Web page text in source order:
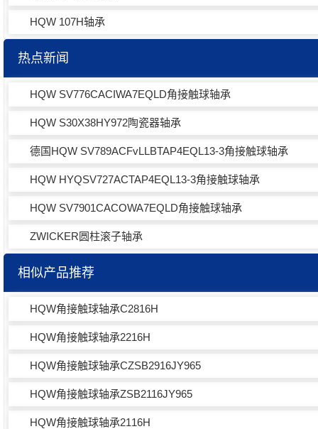
HQW 107H轴承
热点新闻
HQW SV776CACIWA7EQLD角接触球轴承
HQW S30X38HY972陶瓷器轴承
德国HQW SV789ACFvLLBTAP4EQL13-3角接触球轴承
HQW HYQSV727ACTAP4EQL13-3角接触球轴承
HQW SV7901CACOWA7EQLD角接触球轴承
ZWICKER圆柱滚子轴承
相似产品推荐
HQW角接触球轴承C2816H
HQW角接触球轴承2216H
HQW角接触球轴承CZSB2916JY965
HQW角接触球轴承ZSB2116JY965
HQW角接触球轴承2116H